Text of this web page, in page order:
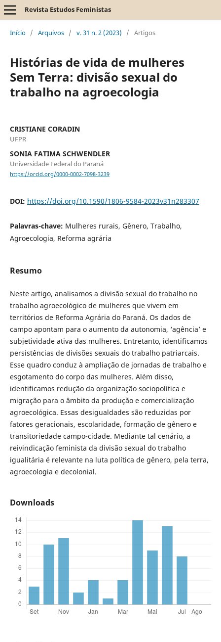
Revista Estudos Feministas
Início / Arquivos / v. 31 n. 2 (2023) / Artigos
Histórias de vida de mulheres
Sem Terra: divisão sexual do
trabalho na agroecologia
CRISTIANE CORADIN
UFPR
SONIA FATIMA SCHWENDLER
Universidade Federal do Paraná
https://orcid.org/0000-0002-7098-3239
DOI: https://doi.org/10.1590/1806-9584-2023v31n283307
Palavras-chave: Mulheres rurais, Gênero, Trabalho,
Agroecologia, Reforma agrária
Resumo
Neste artigo, analisamos a divisão sexual do trabalho no
trabalho agroecológico de mulheres que vivem em
territórios de Reforma Agrária do Paraná. Os dados de
campo apontam para o aumento da autonomia, ‘agência’ e
subjetividade ativa das mulheres. Entretanto, identificamos
persistências de divisões sexuais do trabalho patriarcais.
Esse quadro conduz à ampliação de jornadas de trabalho e
esgotamento do corpo das mulheres. Além disso,
identificamos redução da organização sociopolítica e
migração para o âmbito da produção e comercialização
agroecológica. Essas desigualdades são reduzidas por
fatores geracionais, escolaridade, formação de gênero e
transitoriedade campo-cidade. Mediante tal cenário, a
reivindicação feminista da divisão sexual do trabalho
igualitária é relevante na luta política de gênero, pela terra,
agroecologia e decolonial.
Downloads